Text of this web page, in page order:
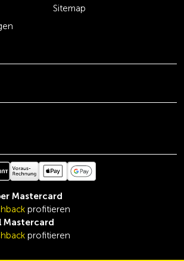
Sitemap
Mastercard
profitieren
Mastercard
profitieren